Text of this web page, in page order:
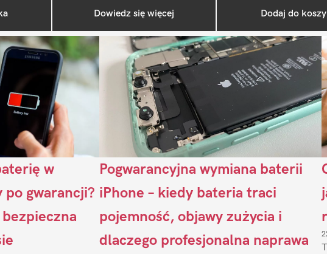
Dowiedz się więcej Dodaj do
Ostatnio na blogu
w
po gwarancji?
Pogwarancyjna wymiana baterii
iPhone – kiedy bateria traci
pojemność, objawy zużycia i
dlaczego profesjonalna naprawa